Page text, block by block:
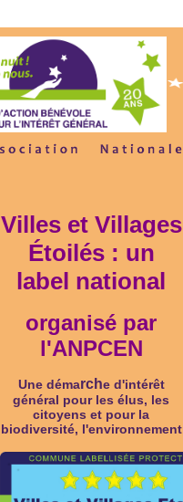
Villes et Villages
Étoilés : un
label national
organisé par
l'ANPCEN
Une démarche d'intérêt
général pour les élus, les
citoyens et pour la
biodiversité, l'environnement